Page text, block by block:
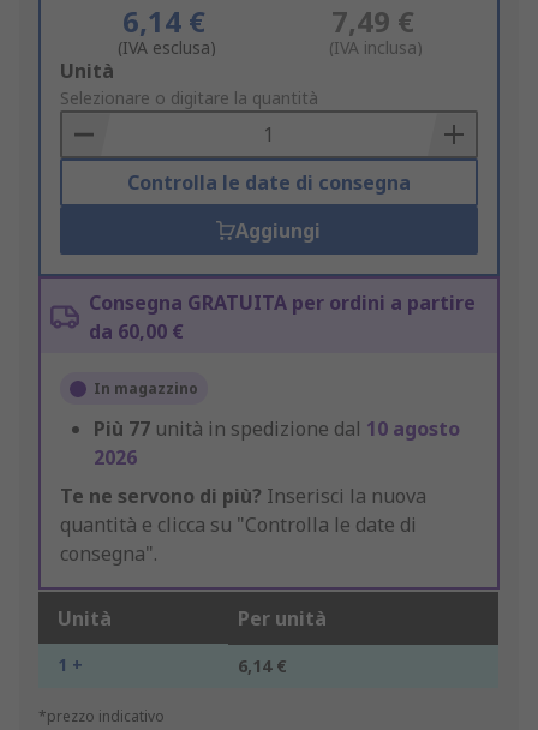
6,14 €
(IVA esclusa)
7,49 €
(IVA inclusa)
Add
to
Basket
Unità
Selezionare o digitare la quantità
Controlla le date di consegna
Aggiungi
Consegna GRATUITA per ordini a partire
da 60,00 €
In magazzino
Più 77 unità in spedizione dal 10 agosto
2026
Te ne servono di più? Inserisci la nuova
quantità e clicca su "Controlla le date di
consegna".
Unità Per unità
1 + 6,14 €
*prezzo indicativo